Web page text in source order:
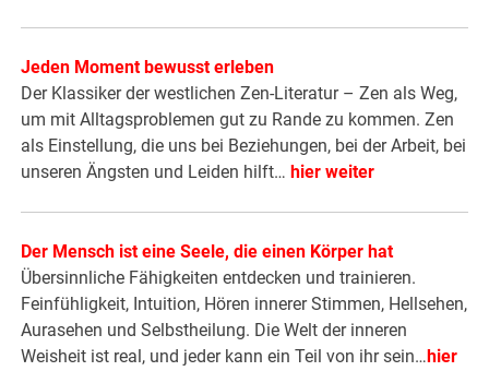
Jeden Moment bewusst erleben
Der Klassiker der westlichen Zen-Literatur – Zen als Weg,
um mit Alltagsproblemen gut zu Rande zu kommen. Zen
als Einstellung, die uns bei Beziehungen, bei der Arbeit, bei
unseren Ängsten und Leiden hilft… hier weiter
Der Mensch ist eine Seele, die einen Körper hat
Übersinnliche Fähigkeiten entdecken und trainieren.
Feinfühligkeit, Intuition, Hören innerer Stimmen, Hellsehen,
Aurasehen und Selbstheilung. Die Welt der inneren
Weisheit ist real, und jeder kann ein Teil von ihr sein… hier